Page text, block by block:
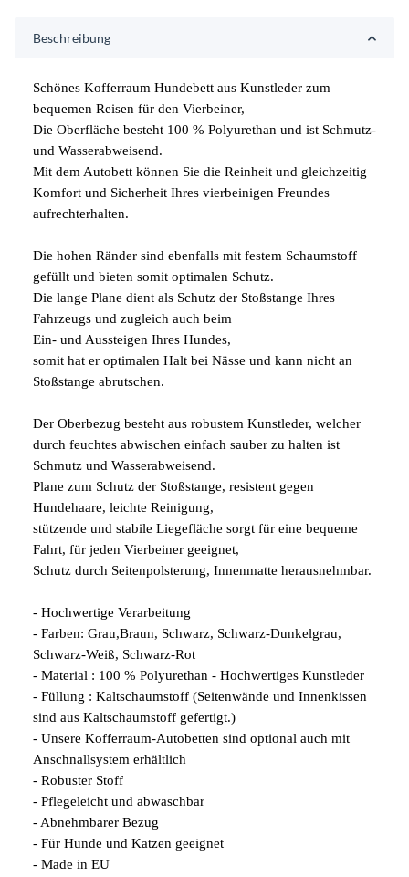
Beschreibung
Schönes Kofferraum Hundebett aus Kunstleder zum
bequemen Reisen für den Vierbeiner,
Die Oberfläche besteht 100 % Polyurethan und ist Schmutz-
und Wasserabweisend.
Mit dem Autobett können Sie die Reinheit und gleichzeitig
Komfort und Sicherheit Ihres vierbeinigen Freundes
aufrechterhalten.
Die hohen Ränder sind ebenfalls mit festem Schaumstoff
gefüllt und bieten somit optimalen Schutz.
Die lange Plane dient als Schutz der Stoßstange Ihres
Fahrzeugs und zugleich auch beim
Ein- und Aussteigen Ihres Hundes,
somit hat er optimalen Halt bei Nässe und kann nicht an
Stoßstange abrutschen.
Der Oberbezug besteht aus robustem Kunstleder, welcher
durch feuchtes abwischen einfach sauber zu halten ist
Schmutz und Wasserabweisend.
Plane zum Schutz der Stoßstange, resistent gegen
Hundehaare, leichte Reinigung,
stützende und stabile Liegefläche sorgt für eine bequeme
Fahrt, für jeden Vierbeiner geeignet,
Schutz durch Seitenpolsterung, Innenmatte herausnehmbar.
- Hochwertige Verarbeitung
- Farben: Grau,Braun, Schwarz, Schwarz-Dunkelgrau,
Schwarz-Weiß, Schwarz-Rot
- Material : 100 % Polyurethan - Hochwertiges Kunstleder
- Füllung : Kaltschaumstoff (Seitenwände und Innenkissen
sind aus Kaltschaumstoff gefertigt.)
- Unsere Kofferraum-Autobetten sind optional auch mit
Anschnallsystem erhältlich
- Robuster Stoff
- Pflegeleicht und abwaschbar
- Abnehmbarer Bezug
- Für Hunde und Katzen geeignet
- Made in EU